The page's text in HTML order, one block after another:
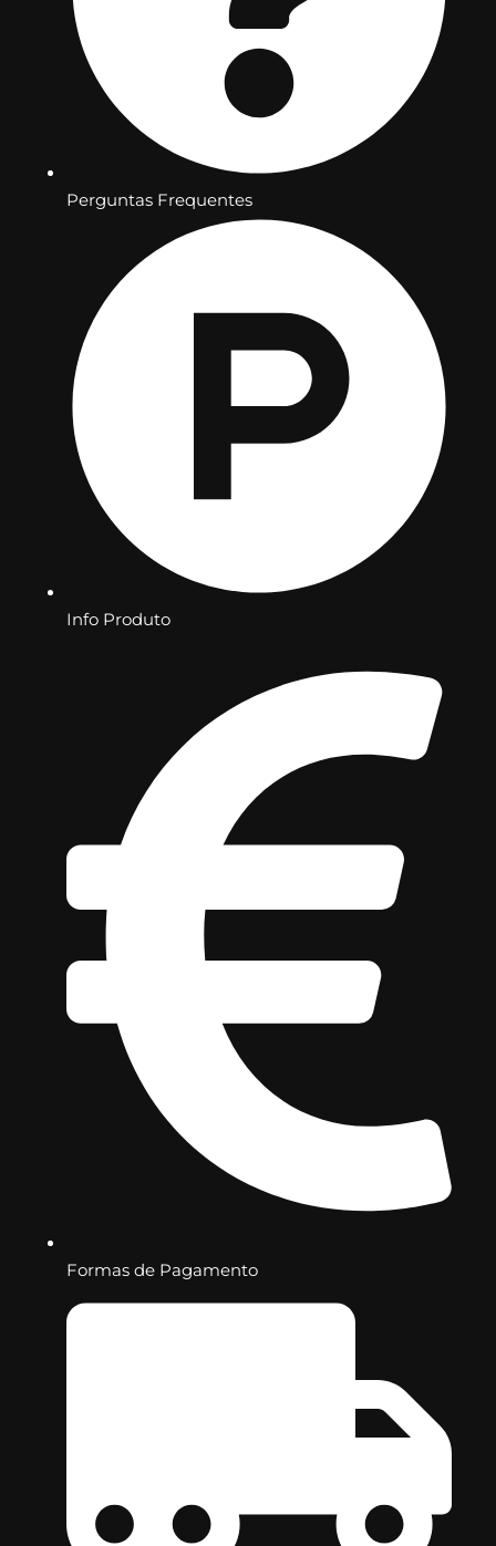
Perguntas Frequentes
Info Produto
Formas de Pagamento